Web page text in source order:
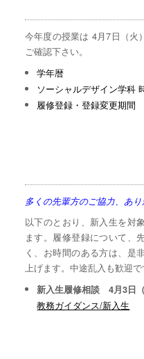
今年度の授業は 4月7日（火
ご確認下さい。
学年暦
ソーシャルデザイン学科
履修登録・登録変更期間
多くの先輩方のご協力、あり
以下のとおり、新入生を対
ます。履修登録について、
く、お時間のある方は、是
上げます。中途乱入も歓迎で
新入生履修相談 4月3日
教務ガイダンス/新入生